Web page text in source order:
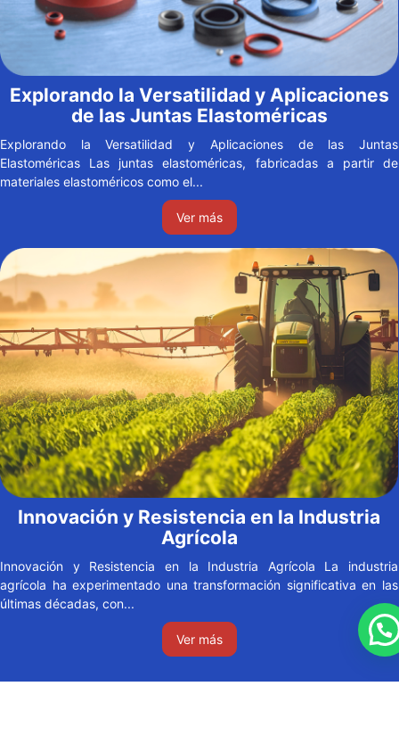
Explorando la Versatilidad y Aplicaciones
de las Juntas Elastoméricas
Explorando la Versatilidad y Aplicaciones de las Juntas
Elastoméricas Las juntas elastoméricas, fabricadas a partir de
materiales elastoméricos como el...
Ver más
Innovación y Resistencia en la Industria
Agrícola
Innovación y Resistencia en la Industria Agrícola La industria
agrícola ha experimentado una transformación significativa en las
últimas décadas, con...
Ver más